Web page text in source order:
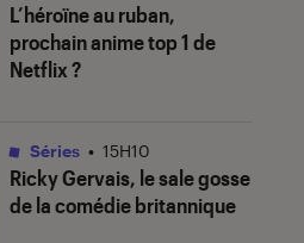
L’héroïne au ruban,
prochain anime top 1 de
Netflix ?
Ricky Gervais, le sale gosse
de la comédie britannique
Séries • 15H10